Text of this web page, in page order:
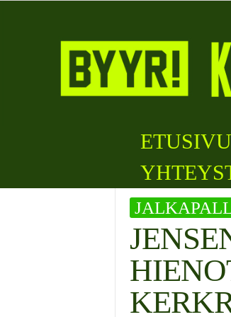
i
ETUSIVU